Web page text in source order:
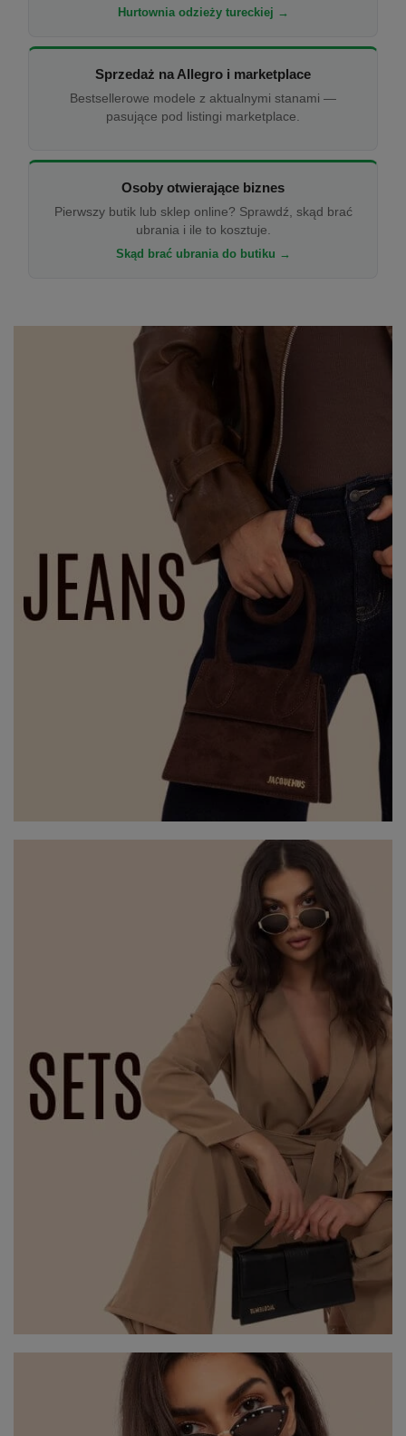
Hurtownia odzieży tureckiej →
Sprzedaż na Allegro i marketplace
Bestsellerowe modele z aktualnymi stanami —
pasujące pod listingi marketplace.
Osoby otwierające biznes
Pierwszy butik lub sklep online? Sprawdź, skąd brać
ubrania i ile to kosztuje.
Skąd brać ubrania do butiku →